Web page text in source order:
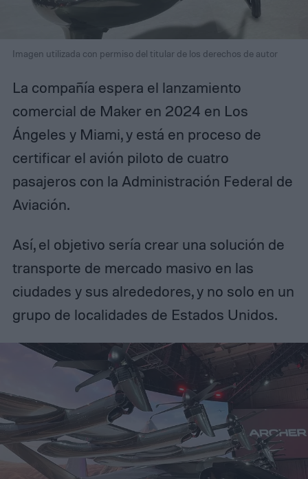
Imagen utilizada con permiso del titular de los derechos de autor
La compañía espera el lanzamiento
comercial de Maker en 2024 en Los
Ángeles y Miami, y está en proceso de
certificar el avión piloto de cuatro
pasajeros con la Administración Federal de
Aviación.
Así, el objetivo sería crear una solución de
transporte de mercado masivo en las
ciudades y sus alrededores, y no solo en un
grupo de localidades de Estados Unidos.